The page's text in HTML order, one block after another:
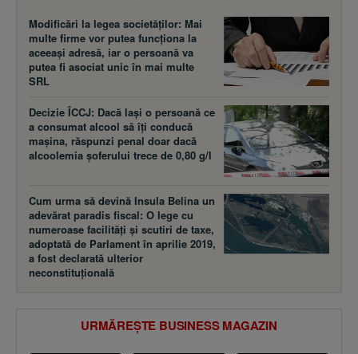
Modificări la legea societăţilor: Mai
multe firme vor putea funcţiona la
aceeaşi adresă, iar o persoană va
putea fi asociat unic în mai multe
SRL
Decizie ÎCCJ: Dacă laşi o persoană ce
a consumat alcool să îţi conducă
maşina, răspunzi penal doar dacă
alcoolemia şoferului trece de 0,80 g/l
Cum urma să devină Insula Belina un
adevărat paradis fiscal: O lege cu
numeroase facilităţi şi scutiri de taxe,
adoptată de Parlament în aprilie 2019,
a fost declarată ulterior
neconstituţională
URMĂREȘTE BUSINESS MAGAZIN